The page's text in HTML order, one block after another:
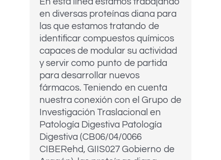
en diversas proteínas diana para
las que estamos tratando de
identificar compuestos químicos
capaces de modular su actividad
y servir como punto de partida
para desarrollar nuevos
fármacos. Teniendo en cuenta
nuestra conexión con el Grupo de
Investigación Traslacional en
Patología Digestiva Patología
Digestiva (CB06/04/0066
CIBERehd, GIIS027 Gobierno de